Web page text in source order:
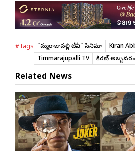
#Tags "తిమ్మరాజుపల్లి టీవీ" సినిమా
Kiran
Timmarajupalli TV
కిరణ్ అబ్బవరం
Related News